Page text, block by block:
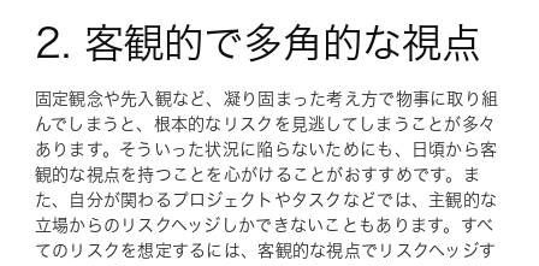
2. 客観的で多角的な視点
固定観念や先入観など、凝り固まった考え方で物事に取り組
んでしまうと、根本的なリスクを見逃してしまうことが多々
あります。そういった状況に陥らないためにも、日頃から客
観的な視点を持つことを心がけることがおすすめです。ま
た、自分が関わるプロジェクトやタスクなどでは、主観的な
立場からのリスクヘッジしかできないこともあります。すべ
てのリスクを想定するには、客観的な視点でリスクヘッジす